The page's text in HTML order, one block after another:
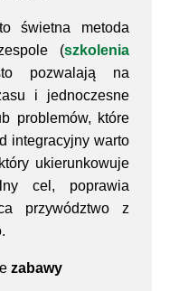
świetna metoda
(szkolenia
pozwalają na
i jednoczesne
problemów, które
integracyjny warto
ukierunkowuje
cel, poprawia
przywództwo z
zabawy